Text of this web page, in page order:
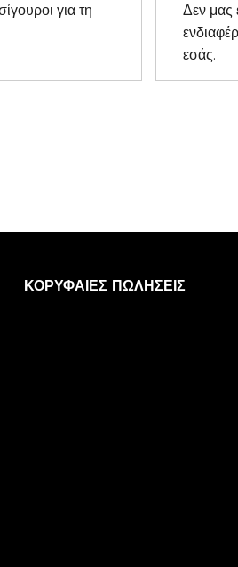
για τη
Δεν μας
εσάς.
ΚΟΡΥΦΑΊΕΣ ΠΩΛΉΣΕΙΣ